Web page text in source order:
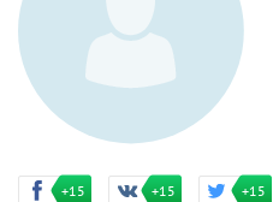
+15 +15 +15